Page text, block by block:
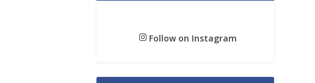
Follow on Instagram